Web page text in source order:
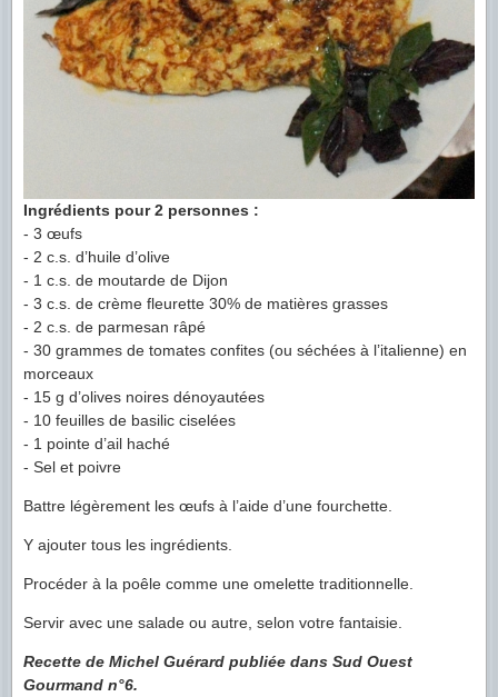
Ingrédients pour 2 personnes :
- 3 œufs
- 2 c.s. d’huile d’olive
- 1 c.s. de moutarde de Dijon
- 3 c.s. de crème fleurette 30% de matières grasses
- 2 c.s. de parmesan râpé
- 30 grammes de tomates confites (ou séchées à l’italienne) en
morceaux
- 15 g d’olives noires dénoyautées
- 10 feuilles de basilic ciselées
- 1 pointe d’ail haché
- Sel et poivre
Battre légèrement les œufs à l’aide d’une fourchette.
Y ajouter tous les ingrédients.
Procéder à la poêle comme une omelette traditionnelle.
Servir avec une salade ou autre, selon votre fantaisie.
Recette de Michel Guérard publiée dans Sud Ouest
Gourmand n°6.